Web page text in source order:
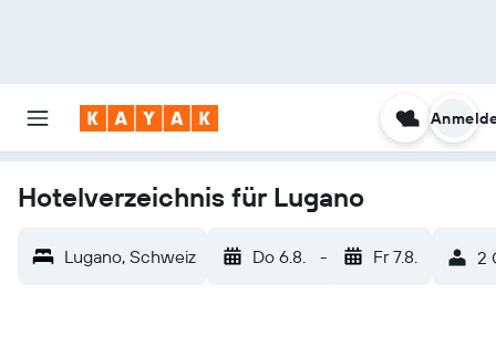
Hotelverzeichnis für Lugano
Lugano, Schweiz Do 6.8. - Fr 7.8. 2